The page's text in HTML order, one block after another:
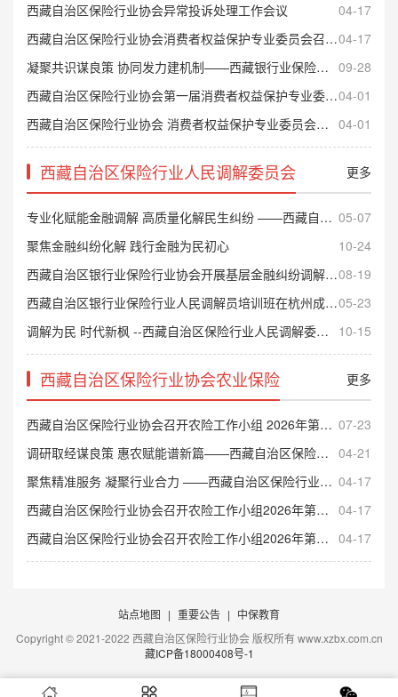
04-17
西藏自治区保险行业协会异常投诉处理工作会议
04-17
西藏自治区保险行业协会消费者权益保护专业委员会召开2026年第一次工作会议
09-28
凝聚共识谋良策 协同发力建机制——西藏银行业保险业金融消费者权益保护体制机制建设工作座谈会召开
04-01
西藏自治区保险行业协会第一届消费者权益保护专业委员会委员名单
04-01
西藏自治区保险行业协会 消费者权益保护专业委员会工作规程
更多
西藏自治区保险行业人民调解委员会
05-07
专业化赋能金融调解 高质量化解民生纠纷 ——西藏自治区银行业保险业人民调解员培训班在长沙成功举办
10-24
聚焦金融纠纷化解 践行金融为民初心
08-19
西藏自治区银行业保险行业协会开展基层金融纠纷调解室建设工作情况调研
05-23
西藏自治区银行业保险行业人民调解员培训班在杭州成功举办
10-15
调解为民 时代新枫 --西藏自治区保险行业人民调解委员会首起保险合同纠纷调解成功
更多
西藏自治区保险行业协会农业保险
07-23
西藏自治区保险行业协会召开农险工作小组 2026年第四次会议
04-21
调研取经谋良策 惠农赋能谱新篇——西藏自治区保险行业协会赴四川、青海开展农业保险专题调研
04-17
聚焦精准服务 凝聚行业合力 ——西藏自治区保险行业协会组织召开农业保险工作小组成立会议
04-17
西藏自治区保险行业协会召开农险工作小组2026年第三次会议
04-17
西藏自治区保险行业协会召开农险工作小组2026年第二次会议
站点地图 | 重要公告 | 中保教育
Copyright © 2021-2022 西藏自治区保险行业协会 版权所有 www.xzbx.com.cn
藏ICP备18000408号-1